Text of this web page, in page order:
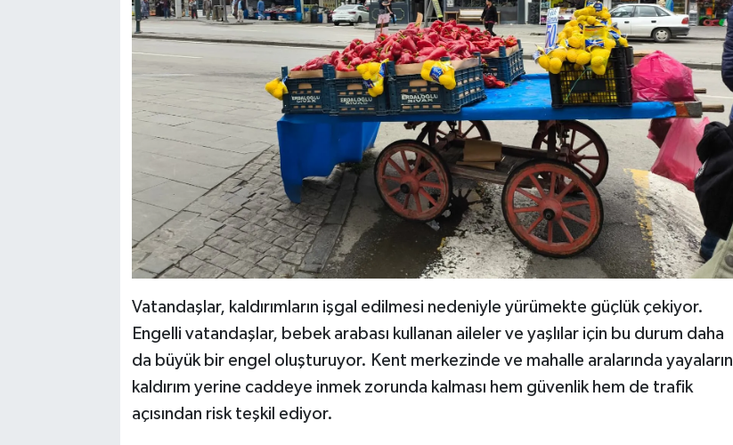
Vatandaşlar, kaldırımların işgal edilmesi nedeniyle yürümekte güçlük çekiyor.
Engelli vatandaşlar, bebek arabası kullanan aileler ve yaşlılar için bu durum daha
da büyük bir engel oluşturuyor. Kent merkezinde ve mahalle aralarında yayaların
kaldırım yerine caddeye inmek zorunda kalması hem güvenlik hem de trafik
açısından risk teşkil ediyor.